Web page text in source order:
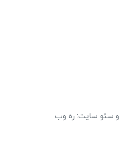
و سئو سایت: ره وب